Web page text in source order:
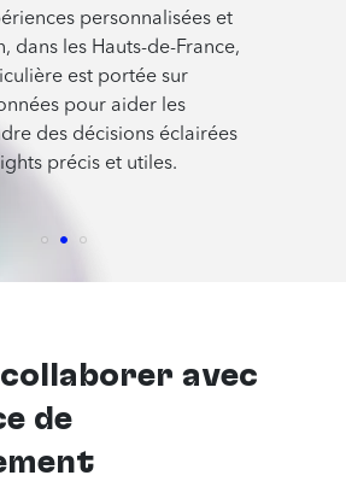
personnalisées et
dans les Hauts-de-France,
est portée sur
pour aider les
des décisions éclairées
précis et utiles.
avec
de